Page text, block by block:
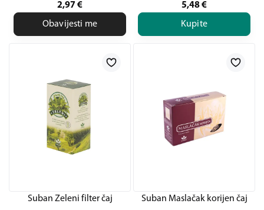
2,97 €
Obavijesti me
5,48€
Kupite
Suban Zeleni filter čaj
Suban Maslačak korijen čaj